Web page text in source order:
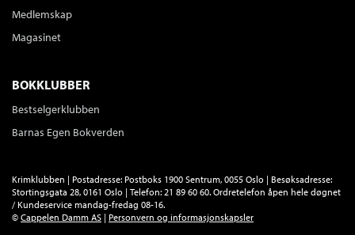
Medlemskap
Magasinet
BOKKLUBBER
Bestselgerklubben
Barnas Egen Bokverden
Krimklubben | Postadresse: Postboks 1900 Sentrum, 0055 Oslo | Besøksadresse:
Stortingsgata 28, 0161 Oslo | Telefon: 21 89 60 60. Ordretelefon åpen hele døgnet
/ Kundeservice mandag-fredag 08-16.
© Cappelen Damm AS | Personvern og informasjonskapsler